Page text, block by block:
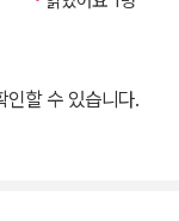
인할 수 있습니다.